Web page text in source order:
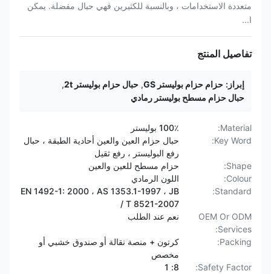
متعددة الاستخدامات ، وبالنسبة للكثيرين فهي حبال مفضلة. يمكن
تفاصيل المنتج
حزام حزام بوليستر GS , حبال حزام بوليستر 2t
,
حبال حزام مسطح بوليستر رمادي
Material:
Key Word:
حبال حزام العين والعين أحادية الطبقة ، حبال
رفع البوليستر ، رفع ثقيل
Shape:
حزام مسطح للعين والعين
Colour:
اللون الرمادي
Standard:
EN 1492-1: 2000 ، AS 1353.1-1997 ، JB
/ T 8521-2007
OEM Or ODM
Services:
نعم عند الطلب
Packing:
كرتون + منصة نقالة أو صندوق خشبي أو
مخصص
Safety Factor:
8: 1